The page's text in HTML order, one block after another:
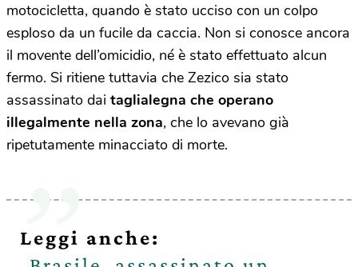
motocicletta, quando è stato ucciso con un colpo
esploso da un fucile da caccia. Non si conosce ancora
il movente dell’omicidio, né è stato effettuato alcun
fermo. Si ritiene tuttavia che Zezico sia stato
assassinato dai taglialegna che operano
illegalmente nella zona, che lo avevano già
ripetutamente minacciato di morte.
Leggi anche: